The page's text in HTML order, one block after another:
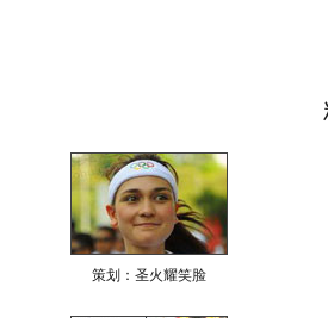
策划：圣火耀笑脸